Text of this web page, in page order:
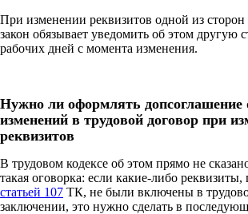
При изменении реквизитов одной из сторон
закон обязывает уведомить об этом другую
рабочих дней с момента изменения.
Нужно ли оформлять допсоглашение
изменений в трудовой договор при
реквизитов
В трудовом кодексе об этом прямо не
такая оговорка: если какие-либо
статьей 107 ТК, не были включены в
заключении, это нужно сделать в